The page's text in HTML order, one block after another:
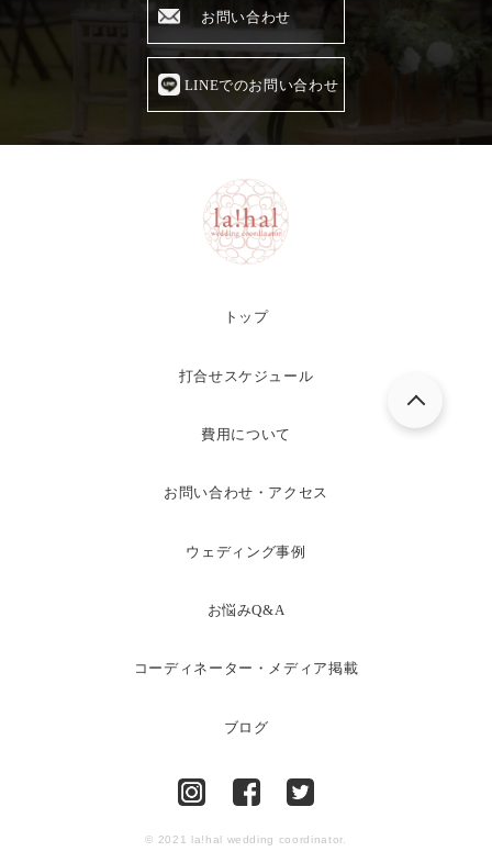
お問い合わせ
LINEでのお問い合わせ
トップ
打合せスケジュール
費用について
お問い合わせ・アクセス
ウェディング事例
お悩みQ&A
コーディネーター・メディア掲載
ブログ
© 2021 la!hal wedding coordinator.